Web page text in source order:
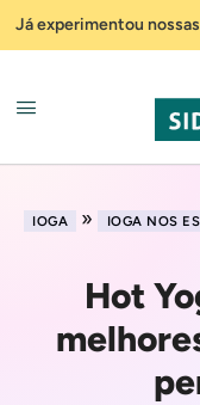
Já experimentou
IOGA » IOGA NOS
Hot